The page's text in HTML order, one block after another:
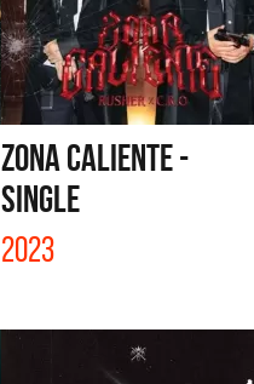
ZONA CALIENTE -
SINGLE
2023